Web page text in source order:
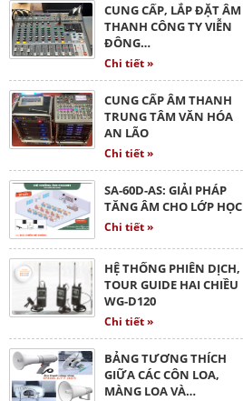
CUNG CẤP, LẮP ĐẶT ÂM
THANH CÔNG TY VIỄN
ĐÔNG…
Chi tiết »
CUNG CẤP ÂM THANH
TRUNG TÂM VĂN HÓA
AN LÃO
Chi tiết »
SA-60D-AS: GIẢI PHÁP
TĂNG ÂM CHO LỚP HỌC
Chi tiết »
HỆ THỐNG PHIÊN DỊCH,
TOUR GUIDE HAI CHIỀU
WG-D120
Chi tiết »
BẢNG TƯƠNG THÍCH
GIỮA CÁC CÔN LOA,
MÀNG LOA VÀ…